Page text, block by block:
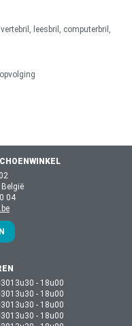
leesbril, computerbril,
België
04
13u30 - 18u00
13u30 - 18u00
13u30 - 18u00
13u30 - 18u00